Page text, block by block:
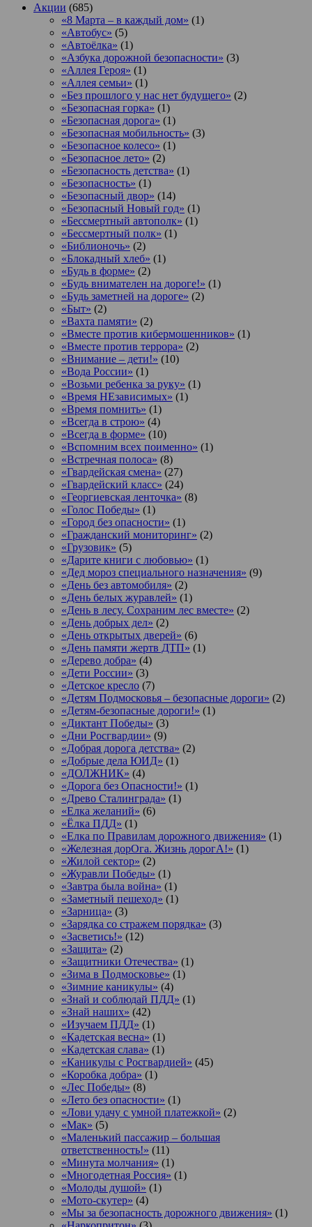
Акции (685)
«8 Марта – в каждый дом» (1)
«Автобус» (5)
«Автоёлка» (1)
«Азбука дорожной безопасности» (3)
«Аллея Героя» (1)
«Аллея семьи» (1)
«Без прошлого у нас нет будущего» (2)
«Безопасная горка» (1)
«Безопасная дорога» (1)
«Безопасная мобильность» (3)
«Безопасное колесо» (1)
«Безопасное лето» (2)
«Безопасность детства» (1)
«Безопасность» (1)
«Безопасный двор» (14)
«Безопасный Новый год» (1)
«Бессмертный автополк» (1)
«Бессмертный полк» (1)
«Библионочь» (2)
«Блокадный хлеб» (1)
«Будь в форме» (2)
«Будь внимателен на дороге!» (1)
«Будь заметней на дороге» (2)
«Быт» (2)
«Вахта памяти» (2)
«Вместе против кибермошенников» (1)
«Вместе против террора» (2)
«Внимание – дети!» (10)
«Вода России» (1)
«Возьми ребенка за руку» (1)
«Время НЕзависимых» (1)
«Время помнить» (1)
«Всегда в строю» (4)
«Всегда в форме» (10)
«Вспомним всех поименно» (1)
«Встречная полоса» (8)
«Гвардейская смена» (27)
«Гвардейский класс» (24)
«Георгиевская ленточка» (8)
«Голос Победы» (1)
«Город без опасности» (1)
«Гражданский мониторинг» (2)
«Грузовик» (5)
«Дарите книги с любовью» (1)
«Дед мороз специального назначения» (9)
«День без автомобиля» (2)
«День белых журавлей» (1)
«День в лесу. Сохраним лес вместе» (2)
«День добрых дел» (2)
«День открытых дверей» (6)
«День памяти жертв ДТП» (1)
«Дерево добра» (4)
«Дети России» (3)
«Детское кресло (7)
«Детям Подмосковья – безопасные дороги» (2)
«Детям-безопасные дороги!» (1)
«Диктант Победы» (3)
«Дни Росгвардии» (9)
«Добрая дорога детства» (2)
«Добрые дела ЮИД» (1)
«ДОЛЖНИК» (4)
«Дорога без Опасности!» (1)
«Древо Сталинграда» (1)
«Елка желаний» (6)
«Ёлка ПДД» (1)
«Елка по Правилам дорожного движения» (1)
«Железная дорОга. Жизнь дорогА!» (1)
«Жилой сектор» (2)
«Журавли Победы» (1)
«Завтра была война» (1)
«Заметный пешеход» (1)
«Зарница» (3)
«Зарядка со стражем порядка» (3)
«Засветись!» (12)
«Защита» (2)
«Защитники Отечества» (1)
«Зима в Подмосковье» (1)
«Зимние каникулы» (4)
«Знай и соблюдай ПДД» (1)
«Знай наших» (42)
«Изучаем ПДД» (1)
«Кадетская весна» (1)
«Кадетская слава» (1)
«Каникулы с Росгвардией» (45)
«Коробка добра» (1)
«Лес Победы» (8)
«Лето без опасности» (1)
«Лови удачу с умной платежкой» (2)
«Мак» (5)
«Маленький пассажир – большая
ответственность!» (11)
«Минута молчания» (1)
«Многодетная Россия» (1)
«Молоды душой» (1)
«Мото-скутер» (4)
«Мы за безопасность дорожного движения» (1)